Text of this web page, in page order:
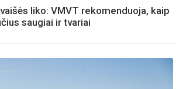
liko: VMVT rekomenduoja, kaip
saugiai ir tvariai